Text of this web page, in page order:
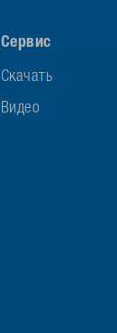
Сервис
Скачать
Видео